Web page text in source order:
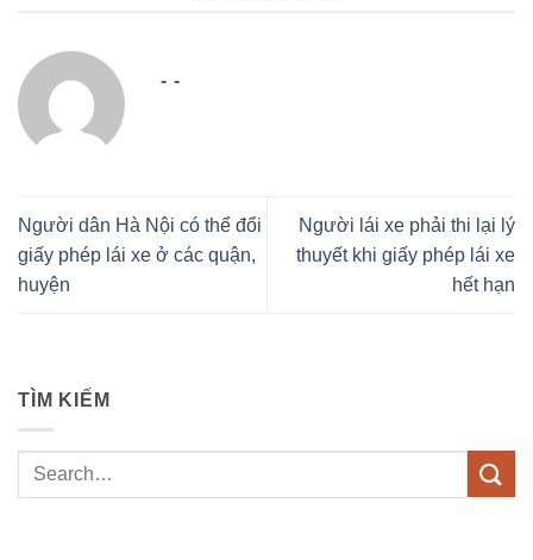
- -
Người dân Hà Nội có thể đổi
giấy phép lái xe ở các quận,
huyện
Người lái xe phải thi lại lý
thuyết khi giấy phép lái xe
hết hạn
TÌM KIẾM